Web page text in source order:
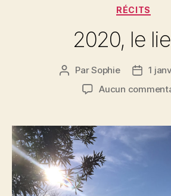
RÉCITS
2020, le
Auteur
l’article
ParSophie
Date
1
Aucun